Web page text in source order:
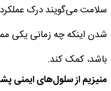
سلامت می‌گویند درک
شدن اینکه چه زمانی یکی
باشد، کمک کند.
منیزیم از سلول‌های ایمنی